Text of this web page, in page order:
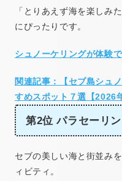
「とりあえず海を楽しみ
にぴったりです。
シュノーケリングが体験
関連記事：【セブ島シュ
すめスポット７選【2026
第2位 パラセーリ
セブの美しい海と街並み
ィビティ。